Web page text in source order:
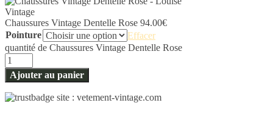
Chaussures Vintage Dentelle Rose 94.00€
Pointure
Effacer
quantité de Chaussures Vintage Dentelle Rose
Ajouter au panier